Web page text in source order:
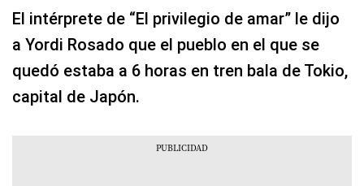
El intérprete de “El privilegio de amar” le dijo
a Yordi Rosado que el pueblo en el que se
quedó estaba a 6 horas en tren bala de Tokio,
capital de Japón.